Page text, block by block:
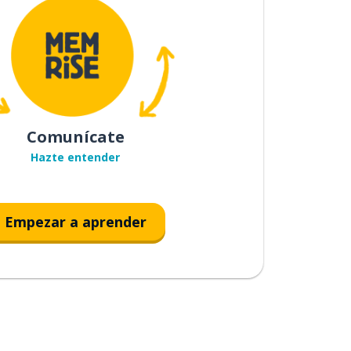
Comunícate
Hazte entender
Empezar a aprender